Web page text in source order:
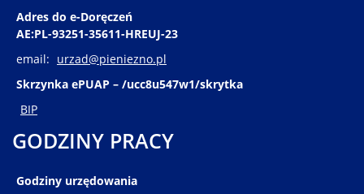
Adres do e-Doręczeń
AE:PL-93251-35611-HREUJ-23
email: urzad@pieniezno.pl
Skrzynka ePUAP – /ucc8u547w1/skrytka
BIP
GODZINY PRACY
Godziny urzędowania